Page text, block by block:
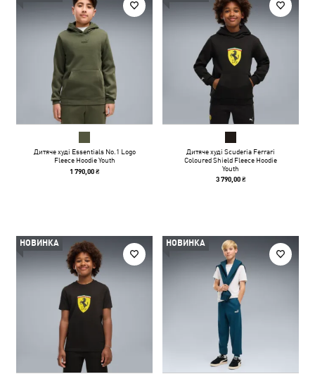
Дитяче худі Essentials No.1 Logo
Fleece Hoodie Youth
1 790,00 ₴
Дитяче худі Scuderia Ferrari
Coloured Shield Fleece Hoodie
Youth
3 790,00 ₴
НОВИНКА НОВИНКА